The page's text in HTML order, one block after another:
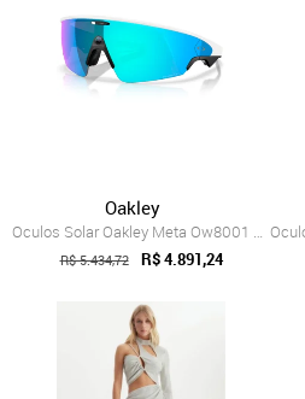
Oakley
Oculos Solar Oakley Meta Ow8001 80010652
R$ 5.434,72 R$ 4.891,24